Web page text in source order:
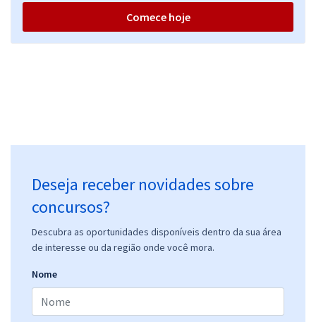
Comece hoje
Deseja receber novidades sobre
concursos?
Descubra as oportunidades disponíveis dentro da sua área
de interesse ou da região onde você mora.
Nome